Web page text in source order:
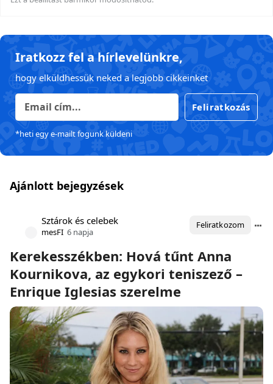
Iratkozz fel a hírlevelünkre,
hogy elküldhessük neked a legjobb cikkeinket
Feliratkozás
*heti egy e-mailt fogunk küldeni
Ajánlott bejegyzések
Sztárok és celebek
mesFI 6 napja
Feliratkozom
Kerekesszékben: Hová tűnt Anna
Kournikova, az egykori teniszező –
Enrique Iglesias szerelme